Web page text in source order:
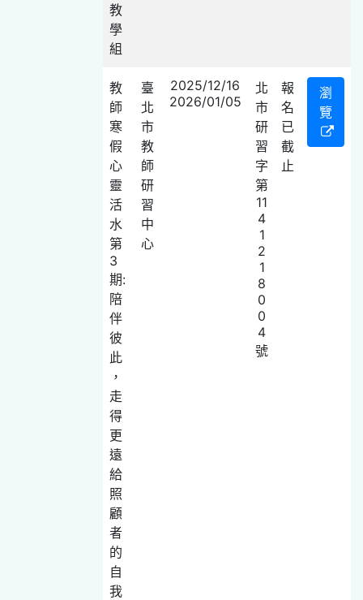
教
學
組
教
師
寒
假
心
靈
活
水
第
3
期:
陪
伴
彼
此
，
走
得
更
遠
給
照
顧
者
的
自
我
臺
北
市
教
師
研
習
中
心
2025/12/16
2026/01/05
北
市
研
習
字
第
11
4
1
2
1
8
0
0
4
號
報
名
已
截
止
瀏
覽